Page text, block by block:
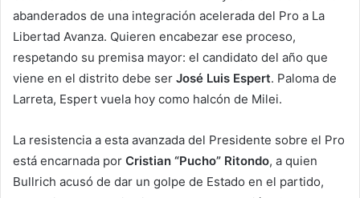
abanderados de una integración acelerada del Pro a La
Libertad Avanza. Quieren encabezar ese proceso,
respetando su premisa mayor: el candidato del año que
viene en el distrito debe ser José Luis Espert. Paloma de
Larreta, Espert vuela hoy como halcón de Milei.
La resistencia a esta avanzada del Presidente sobre el Pro
está encarnada por Cristian “Pucho” Ritondo, a quien
Bullrich acusó de dar un golpe de Estado en el partido,